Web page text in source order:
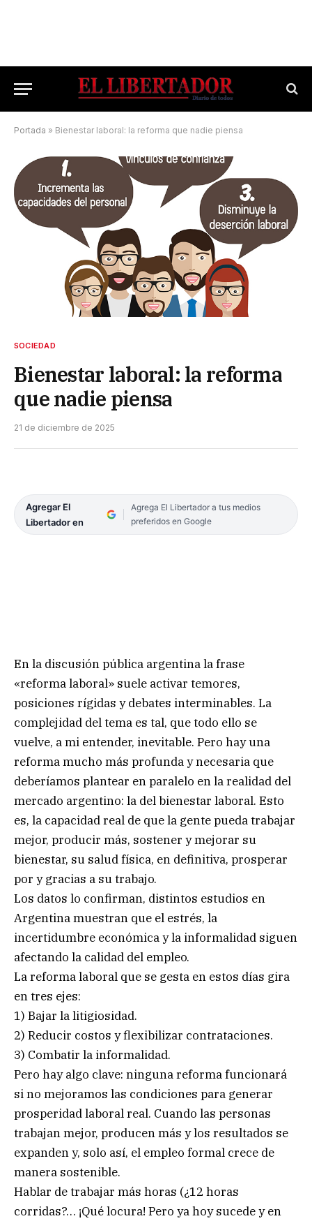
Portada » Bienestar laboral: la reforma que nadie piensa
SOCIEDAD
Bienestar laboral: la reforma
que nadie piensa
21 de diciembre de 2025
Agregar El
Libertador en
Agrega El Libertador a tus medios
preferidos en Google
En la discusión pública argentina la frase
«reforma laboral» suele activar temores,
posiciones rígidas y debates interminables. La
complejidad del tema es tal, que todo ello se
vuelve, a mi entender, inevitable. Pero hay una
reforma mucho más profunda y necesaria que
deberíamos plantear en paralelo en la realidad del
mercado argentino: la del bienestar laboral. Esto
es, la capacidad real de que la gente pueda trabajar
mejor, producir más, sostener y mejorar su
bienestar, su salud física, en definitiva, prosperar
por y gracias a su trabajo.
Los datos lo confirman, distintos estudios en
Argentina muestran que el estrés, la
incertidumbre económica y la informalidad siguen
afectando la calidad del empleo.
La reforma laboral que se gesta en estos días gira
en tres ejes:
1) Bajar la litigiosidad.
2) Reducir costos y flexibilizar contrataciones.
3) Combatir la informalidad.
Pero hay algo clave: ninguna reforma funcionará
si no mejoramos las condiciones para generar
prosperidad laboral real. Cuando las personas
trabajan mejor, producen más y los resultados se
expanden y, solo así, el empleo formal crece de
manera sostenible.
Hablar de trabajar más horas (¿12 horas
corridas?… ¡Qué locura! Pero ya hoy sucede y en